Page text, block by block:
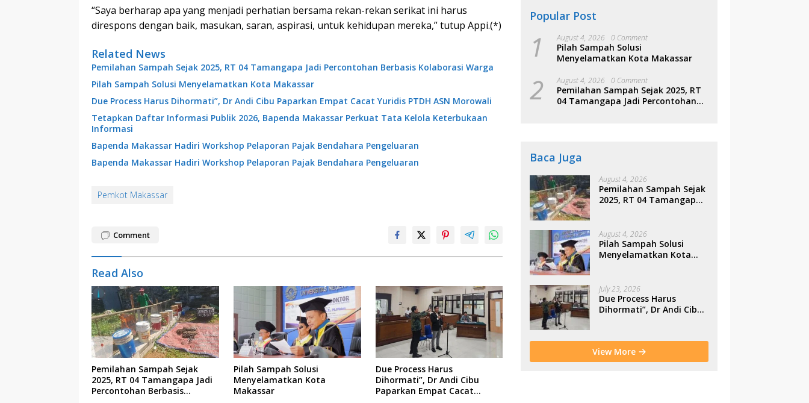
“Saya berharap apa yang menjadi perhatian bersama rekan-rekan serikat ini harus
direspons dengan baik, masukan, saran, aspirasi, untuk kehidupan mereka,” tutup Appi.(*)
Related News
Pemilahan Sampah Sejak 2025, RT 04 Tamangapa Jadi Percontohan Berbasis Kolaborasi Warga
Pilah Sampah Solusi Menyelamatkan Kota Makassar
Due Process Harus Dihormati”, Dr Andi Cibu Paparkan Empat Cacat Yuridis PTDH ASN Morowali
Tetapkan Daftar Informasi Publik 2026, Bapenda Makassar Perkuat Tata Kelola Keterbukaan
Informasi
Bapenda Makassar Hadiri Workshop Pelaporan Pajak Bendahara Pengeluaran
Bapenda Makassar Hadiri Workshop Pelaporan Pajak Bendahara Pengeluaran
Pemkot Makassar
Comment
Read Also
Pemilahan Sampah Sejak
2025, RT 04 Tamangapa Jadi
Percontohan Berbasis
Pilah Sampah Solusi
Menyelamatkan Kota
Makassar
Due Process Harus
Dihormati”, Dr Andi Cibu
Paparkan Empat Cacat
Popular Post
1 August 4, 2026 0 Comment
Pilah Sampah Solusi
Menyelamatkan Kota Makassar
2 August 4, 2026 0 Comment
Pemilahan Sampah Sejak 2025, RT
04 Tamangapa Jadi Percontohan
Baca Juga
August 4, 2026
Pemilahan Sampah Sejak
2025, RT 04 Tamangapa
Warga
August 4, 2026
Pilah Sampah Solusi
Menyelamatkan Kota
July 23, 2026
Due Process Harus
Dihormati”, Dr Andi Cibu
Morowali
View More